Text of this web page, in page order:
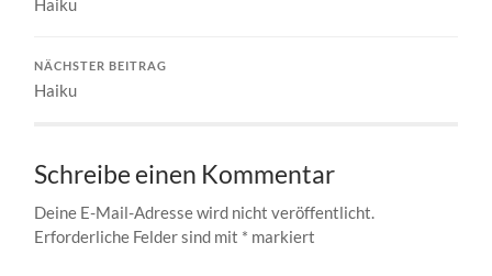
NÄCHSTER BEITRAG
Haiku
Schreibe einen Kommentar
Deine E-Mail-Adresse wird nicht veröffentlicht.
Erforderliche Felder sind mit * markiert